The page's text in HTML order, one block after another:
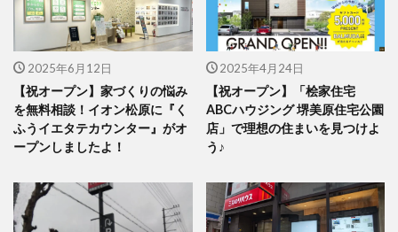
2025年6月12日
【祝オープン】家づくりの悩み
を無料相談！イオン松原に『く
ふうイエタテカウンター』がオ
ープンしましたよ！
2025年4月24日
【祝オープン】「桧家住宅
ABCハウジング 堺美原住宅公園
店」で理想の住まいを見つけよ
う♪